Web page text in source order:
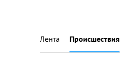
Лента Происшествия